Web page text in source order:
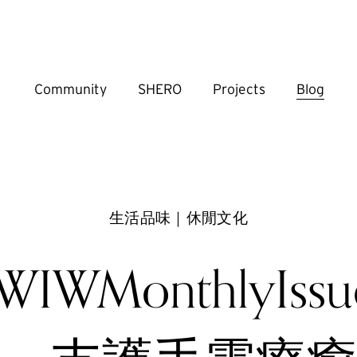
Community SHERO Projects Blog
生活品味｜休閒文化